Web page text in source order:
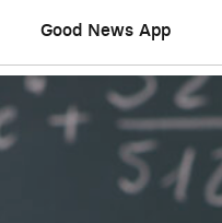
Good News App